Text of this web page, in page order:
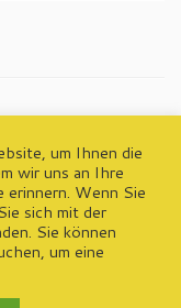
um Ihnen die
wir uns an Ihre
Wenn Sie
sich mit der
Sie können
um eine